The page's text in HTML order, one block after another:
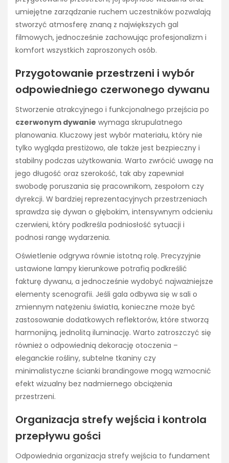
umiejętne zarządzanie ruchem uczestników pozwalają
stworzyć atmosferę znaną z największych gal
filmowych, jednocześnie zachowując profesjonalizm i
komfort wszystkich zaproszonych osób.
Przygotowanie przestrzeni i wybór
odpowiedniego czerwonego dywanu
Stworzenie atrakcyjnego i funkcjonalnego przejścia po
czerwonym dywanie wymaga skrupulatnego
planowania. Kluczowy jest wybór materiału, który nie
tylko wygląda prestiżowo, ale także jest bezpieczny i
stabilny podczas użytkowania. Warto zwrócić uwagę na
jego długość oraz szerokość, tak aby zapewniał
swobodę poruszania się pracownikom, zespołom czy
dyrekcji. W bardziej reprezentacyjnych przestrzeniach
sprawdza się dywan o głębokim, intensywnym odcieniu
czerwieni, który podkreśla podniosłość sytuacji i
podnosi rangę wydarzenia.
Oświetlenie odgrywa równie istotną rolę. Precyzyjnie
ustawione lampy kierunkowe potrafią podkreślić
fakturę dywanu, a jednocześnie wydobyć najważniejsze
elementy scenografii. Jeśli gala odbywa się w sali o
zmiennym natężeniu światła, konieczne może być
zastosowanie dodatkowych reflektorów, które stworzą
harmonijną, jednolitą iluminację. Warto zatroszczyć się
również o odpowiednią dekorację otoczenia –
eleganckie rośliny, subtelne tkaniny czy
minimalistyczne ścianki brandingowe mogą wzmocnić
efekt wizualny bez nadmiernego obciążenia
przestrzeni.
Organizacja strefy wejścia i kontrola
przepływu gości
Odpowiednia organizacja strefy wejścia to fundament